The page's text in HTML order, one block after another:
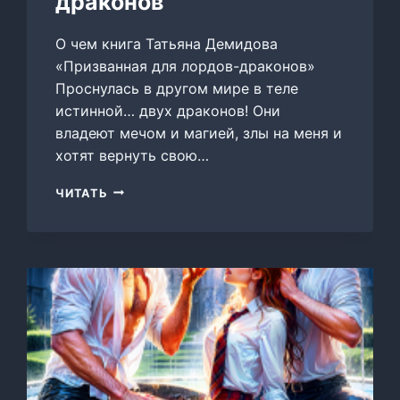
О чем книга Татьяна Демидова
«Призванная для лордов-драконов»
Проснулась в другом мире в теле
истинной… двух драконов! Они
владеют мечом и магией, злы на меня и
хотят вернуть свою…
ЧИТАТЬ ПРИЗВАННАЯ